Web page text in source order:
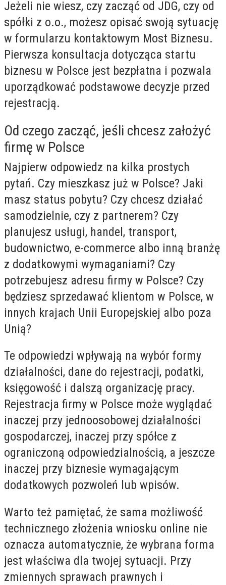
Jeżeli nie wiesz, czy zacząć od JDG, czy od
spółki z o.o., możesz opisać swoją sytuację
w formularzu kontaktowym Most Biznesu.
Pierwsza konsultacja dotycząca startu
biznesu w Polsce jest bezpłatna i pozwala
uporządkować podstawowe decyzje przed
rejestracją.
Od czego zacząć, jeśli chcesz założyć
firmę w Polsce
Najpierw odpowiedz na kilka prostych
pytań. Czy mieszkasz już w Polsce? Jaki
masz status pobytu? Czy chcesz działać
samodzielnie, czy z partnerem? Czy
planujesz usługi, handel, transport,
budownictwo, e-commerce albo inną branżę
z dodatkowymi wymaganiami? Czy
potrzebujesz adresu firmy w Polsce? Czy
będziesz sprzedawać klientom w Polsce, w
innych krajach Unii Europejskiej albo poza
Unią?
Te odpowiedzi wpływają na wybór formy
działalności, dane do rejestracji, podatki,
księgowość i dalszą organizację pracy.
Rejestracja firmy w Polsce może wyglądać
inaczej przy jednoosobowej działalności
gospodarczej, inaczej przy spółce z
ograniczoną odpowiedzialnością, a jeszcze
inaczej przy biznesie wymagającym
dodatkowych pozwoleń lub wpisów.
Warto też pamiętać, że sama możliwość
technicznego złożenia wniosku online nie
oznacza automatycznie, że wybrana forma
jest właściwa dla twojej sytuacji. Przy
zmiennych sprawach prawnych i